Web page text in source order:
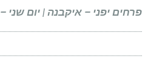
פרחים יפני – איקבנה | יום שני – 21 במרץ | תל-אביב